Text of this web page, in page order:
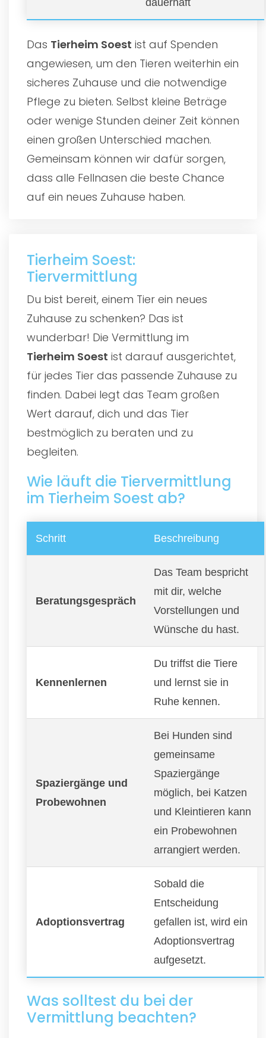
Das Tierheim Soest ist auf Spenden
angewiesen, um den Tieren weiterhin ein
sicheres Zuhause und die notwendige
Pflege zu bieten. Selbst kleine Beträge
oder wenige Stunden deiner Zeit können
einen großen Unterschied machen.
Gemeinsam können wir dafür sorgen,
dass alle Fellnasen die beste Chance
auf ein neues Zuhause haben.
Tierheim Soest:
Tiervermittlung
Du bist bereit, einem Tier ein neues
Zuhause zu schenken? Das ist
wunderbar! Die Vermittlung im
Tierheim Soest ist darauf ausgerichtet,
für jedes Tier das passende Zuhause zu
finden. Dabei legt das Team großen
Wert darauf, dich und das Tier
bestmöglich zu beraten und zu
begleiten.
Wie läuft die Tiervermittlung
im Tierheim Soest ab?
Schritt Beschreibung
Beratungsgespräch
Das Team bespricht
mit dir, welche
Vorstellungen und
Wünsche du hast.
Kennenlernen
Du triffst die Tiere
und lernst sie in
Ruhe kennen.
Spaziergänge und
Probewohnen
Bei Hunden sind
gemeinsame
Spaziergänge
möglich, bei Katzen
und Kleintieren kann
ein Probewohnen
arrangiert werden.
Adoptionsvertrag
Sobald die
Entscheidung
gefallen ist, wird ein
Adoptionsvertrag
aufgesetzt.
Was solltest du bei der
Vermittlung beachten?